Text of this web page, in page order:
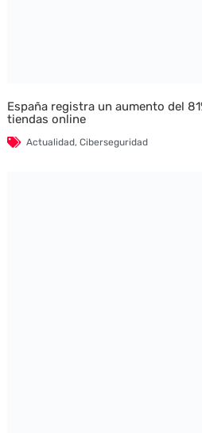
España registra un aumento del
tiendas online
Actualidad, Ciberseguridad